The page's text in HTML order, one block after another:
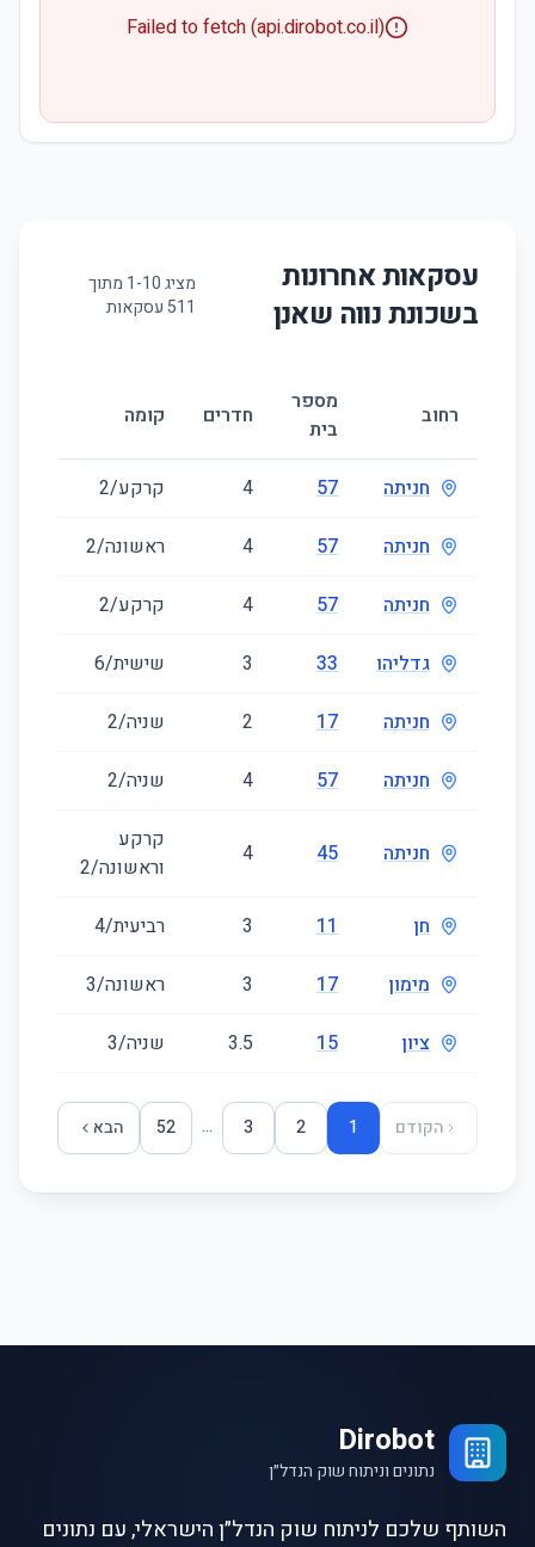
Failed to fetch (api.dirobot.co.il)
עסקאות אחרונות
בשכונתנווה שאנן
מציג 1-10
מתוך
511 עסקאות
רחוב
מספר
בית
חדרים קומה
חניתה 57
4 קרקע/2
חניתה 57
4 ראשונה/2
חניתה 57
4 קרקע/2
גדליהו 33
3 שישית/6
חניתה 17
2 שניה/2
חניתה 57
4 שניה/2
חניתה 45
4
קרקע
וראשונה/2
חן 11
3 רביעית/4
מימון 17
3 ראשונה/3
ציון 15
3.5 שניה/3
הקודם 1
2
3
...
52 הבא
Dirobot
נתונים וניתוח שוק הנדל״ן
השותף שלכם לניתוח שוק הנדל״ן הישראלי, עם נתונים